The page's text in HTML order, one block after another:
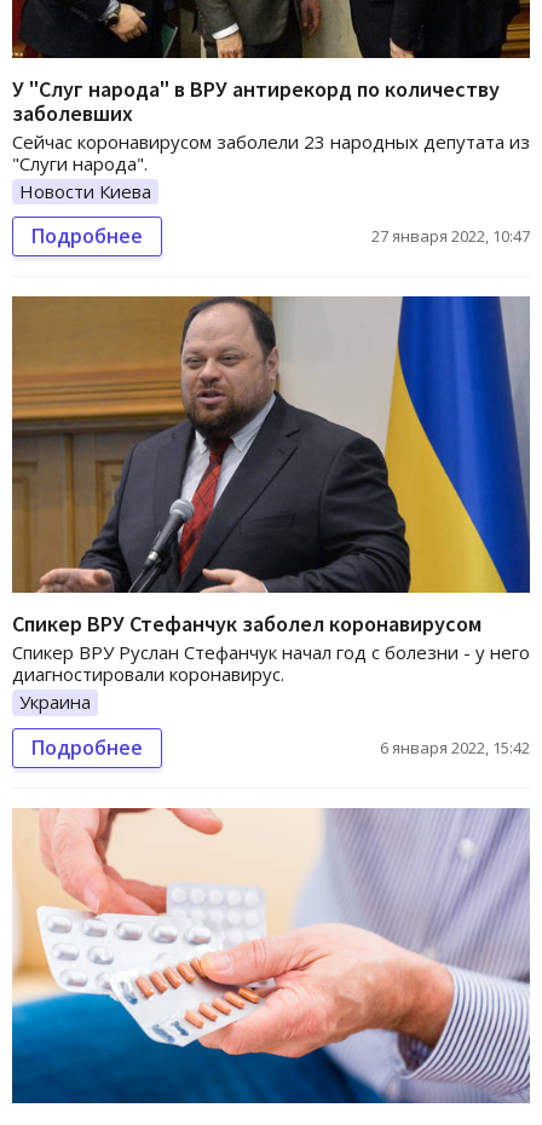
У "Слуг народа" в ВРУ антирекорд по количеству
заболевших
Сейчас коронавирусом заболели 23 народных депутата из
"Слуги народа".
Новости Киева
Подробнее 27 января 2022, 10:47
Спикер ВРУ Стефанчук заболел коронавирусом
Спикер ВРУ Руслан Стефанчук начал год с болезни - у него
диагностировали коронавирус.
Украина
Подробнее 6 января 2022, 15:42